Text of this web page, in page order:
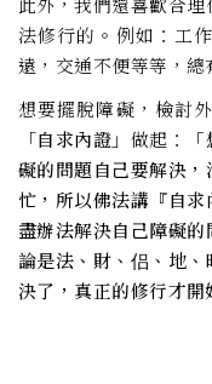
法修行的。例如：工
遠，交通不便等等，總
想要擺脫障礙，檢討
「自求內證」 做起：
礙的問題自己要解決
忙，所以佛法講『自
盡辦法解決自己障礙
論是法、財、侣、地
決了，真正的修行才開